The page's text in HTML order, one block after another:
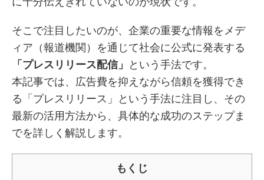
そこで注目したいのが、企業の重要な情報をメデ
ィア（報道機関）を通じて社会に公式に発表する
「プレスリリース配信」
という手法です。
本記事では、広告費を抑えながら信頼を獲得でき
る「プレスリリース」という手法に注目し、その
最新の活用方法から、具体的な成功のステップま
でを詳しく解説します。
もくじ